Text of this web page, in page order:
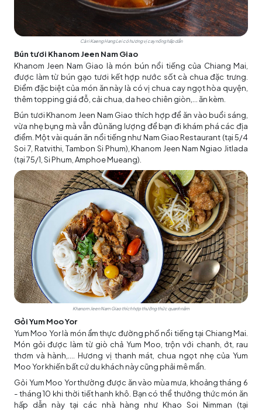
Cà ri Kaeng Hang Lei có hương vị cay nồng hấp dẫn
Bún tươi Khanom Jeen Nam Giao
Khanom Jeen Nam Giao là món bún nổi tiếng của Chiang Mai,
được làm từ bún gạo tươi kết hợp nước sốt cà chua đặc trưng.
Điểm đặc biệt của món ăn này là có vị chua cay ngọt hòa quyện,
thêm topping giá đỗ, cải chua, da heo chiên giòn,... ăn kèm.
Bún tươi Khanom Jeen Nam Giao thích hợp để ăn vào buổi sáng,
vừa nhẹ bụng mà vẫn đủ năng lượng để bạn đi khám phá các địa
điểm. Một vài quán ăn nổi tiếng như Nam Giao Restaurant (tại 5/4
Soi 7, Ratvithi, Tambon Si Phum), Khanom Jeen Nam Ngiao Jitlada
(tại 75/1, Si Phum, Amphoe Mueang).
Khanom Jeen Nam Giao thích hợp thưởng thức quanh năm
Gỏi Yum Moo Yor
Yum Moo Yor là món ẩm thực đường phố nổi tiếng tại Chiang Mai.
Món gỏi được làm từ giò chả Yum Moo, trộn với chanh, ớt, rau
thơm và hành,.... Hương vị thanh mát, chua ngọt nhẹ của Yum
Moo Yor khiến bất cứ du khách này cũng phải mê mẩn.
Gỏi Yum Moo Yor thường được ăn vào mùa mưa, khoảng tháng 6
- tháng 10 khi thời tiết hanh khô. Bạn có thể thưởng thức món ăn
hấp dẫn này tại các nhà hàng như Khao Soi Nimman (tại